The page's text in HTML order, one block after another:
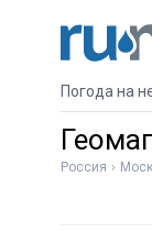
Погода на
Россия